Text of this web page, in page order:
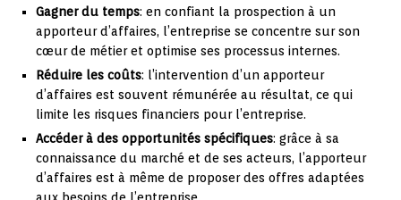
Gagner du temps: en confiant la prospection à un
apporteur d’affaires, l’entreprise se concentre sur son
cœur de métier et optimise ses processus internes.
Réduire les coûts: l’intervention d’un apporteur
d’affaires est souvent rémunérée au résultat, ce qui
limite les risques financiers pour l’entreprise.
Accéder à des opportunités spécifiques: grâce à sa
connaissance du marché et de ses acteurs, l’apporteur
d’affaires est à même de proposer des offres adaptées